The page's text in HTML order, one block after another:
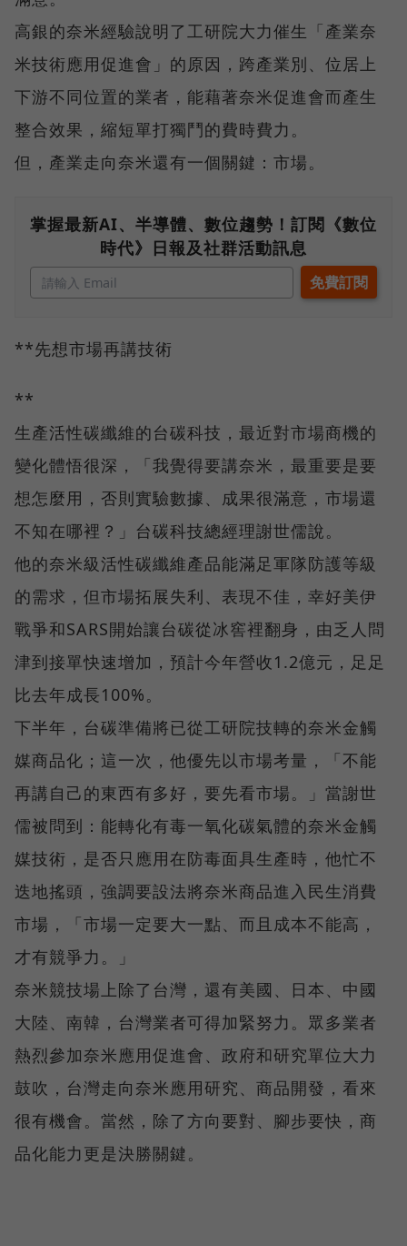
高銀的奈米經驗說明了工研院大力催生「產業奈
米技術應用促進會」的原因，跨產業別、位居上
下游不同位置的業者，能藉著奈米促進會而產生
整合效果，縮短單打獨鬥的費時費力。
但，產業走向奈米還有一個關鍵：市場。
掌握最新AI、半導體、數位趨勢！訂閱《數位
時代》日報及社群活動訊息
**先想市場再講技術
**
生產活性碳纖維的台碳科技，最近對市場商機的
變化體悟很深，「我覺得要講奈米，最重要是要
想怎麼用，否則實驗數據、成果很滿意，市場還
不知在哪裡？」台碳科技總經理謝世儒說。
他的奈米級活性碳纖維產品能滿足軍隊防護等級
的需求，但市場拓展失利、表現不佳，幸好美伊
戰爭和SARS開始讓台碳從冰窖裡翻身，由乏人問
津到接單快速增加，預計今年營收1.2億元，足足
比去年成長100%。
下半年，台碳準備將已從工研院技轉的奈米金觸
媒商品化；這一次，他優先以市場考量，「不能
再講自己的東西有多好，要先看市場。」當謝世
儒被問到：能轉化有毒一氧化碳氣體的奈米金觸
媒技術，是否只應用在防毒面具生產時，他忙不
迭地搖頭，強調要設法將奈米商品進入民生消費
市場，「市場一定要大一點、而且成本不能高，
才有競爭力。」
奈米競技場上除了台灣，還有美國、日本、中國
大陸、南韓，台灣業者可得加緊努力。眾多業者
熱烈參加奈米應用促進會、政府和研究單位大力
鼓吹，台灣走向奈米應用研究、商品開發，看來
很有機會。當然，除了方向要對、腳步要快，商
品化能力更是決勝關鍵。